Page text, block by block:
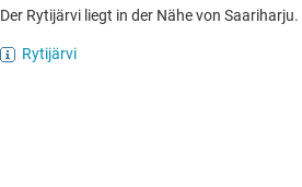
Der Rytijärvi liegt in der Nähe von Saariharju.
Rytijärvi